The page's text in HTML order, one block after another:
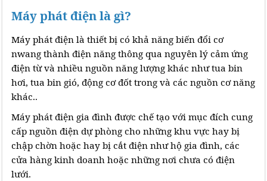
Máy phát điện là gì?
Máy phát điện là thiết bị có khả năng biến đổi cơ
nwang thành điện năng thông qua nguyên lý cảm ứng
điện từ và nhiều nguồn năng lượng khác như tua bin
hơi, tua bin gió, động cơ đốt trong và các nguồn cơ năng
khác..
Máy phát điện gia đình được chế tạo với mục đích cung
cấp nguồn điện dự phòng cho những khu vực hay bị
chập chờn hoặc hay bị cắt điện như hộ gia đình, các
cửa hàng kinh doanh hoặc những nơi chưa có điện
lưới.